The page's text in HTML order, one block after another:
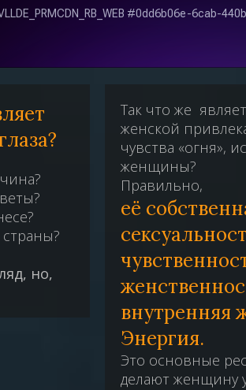
но,
Так что же
женской
чувства «огня»,
женщины?
Правильно,
её
внутренняя
Энергия.
Это основные
делают женщину